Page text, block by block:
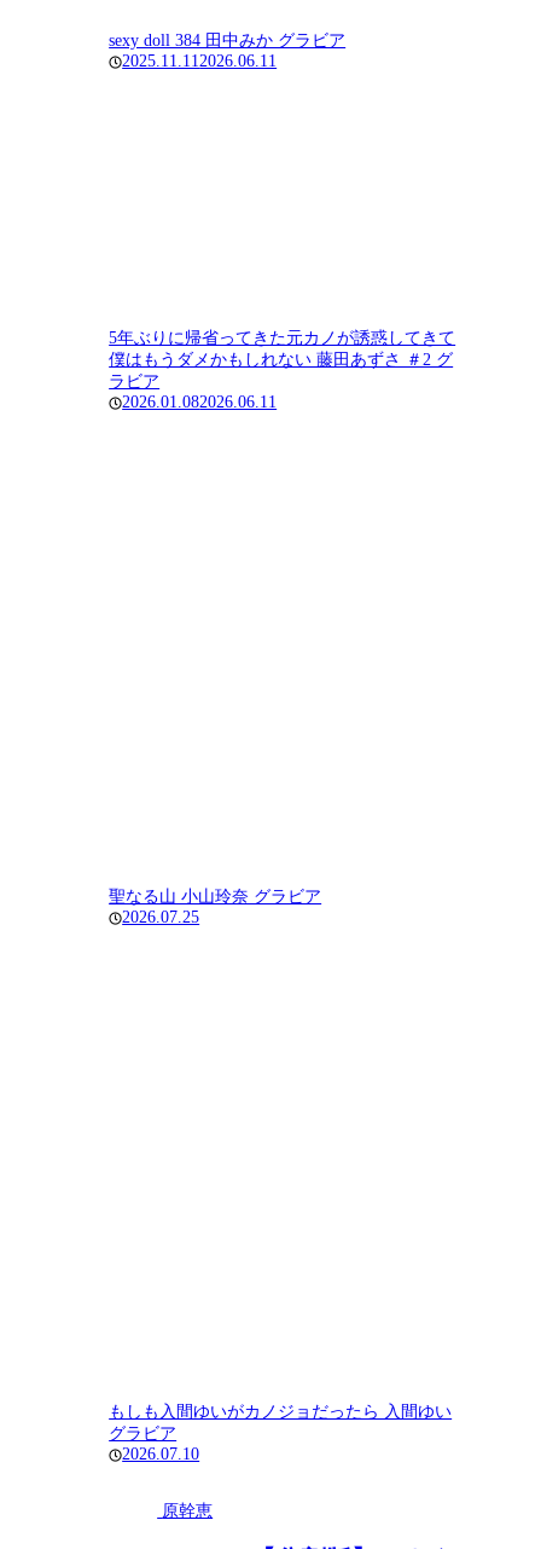
sexy doll 384 田中みか グラビア
2025.11.11 2026.06.11
5年ぶりに帰省ってきた元カノが誘惑してきて
僕はもうダメかもしれない 藤田あずさ ＃2 グ
ラビア
2026.01.082026.06.11
聖なる山 小山玲奈 グラビア
2026.07.25
もしも入間ゆいがカノジョだったら 入間ゆい
グラビア
2026.07.10
原幹恵